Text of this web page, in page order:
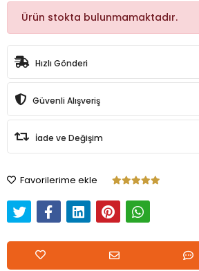
Ürün stokta bulunmamaktadır.
Hızlı Gönderi
Güvenli Alışveriş
İade ve Değişim
Favorilerime ekle